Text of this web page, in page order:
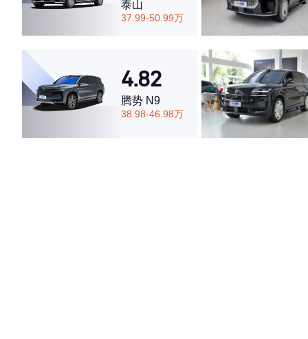
泰山
37.99-50.99万
4.82
腾势 N9
38.98-46.98万